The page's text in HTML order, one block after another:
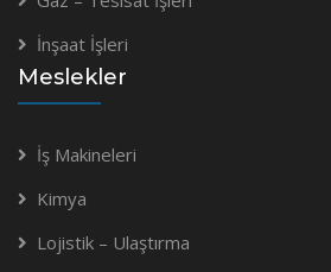
İnşaat İşleri
Meslekler
İş Makineleri
Kimya
Lojistik – Ulaştırma